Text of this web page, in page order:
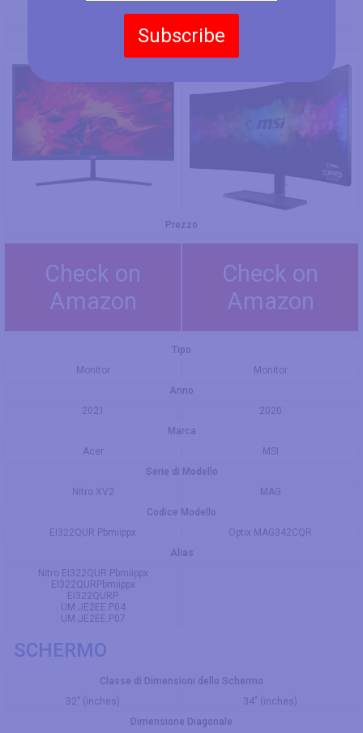
Subscribe
Acer EI322QUR Pbmiippx
MSI Optix MAG342CQR
Prezzo
Check on
Amazon
Check on
Amazon
Tipo
Monitor
Monitor
Anno
2021
2020
Marca
Acer
MSI
Serie di Modello
Nitro XV2
MAG
Codice Modello
EI322QUR Pbmiippx
Optix MAG342CQR
Alias
Nitro EI322QUR Pbmiippx
EI322QURPbmiippx
EI322QURP
UM.JE2EE.P04
UM.JE2EE.P07
SCHERMO
Classe di Dimensioni dello Schermo
32" (inches)
34" (inches)
Dimensione Diagonale